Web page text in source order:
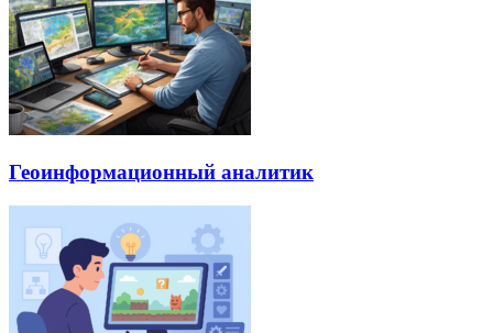
Геоинформационный аналитик